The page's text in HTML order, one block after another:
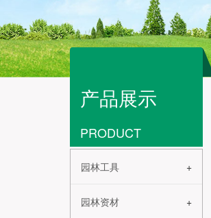
产品展示
PRODUCT
园林工具
园林资材